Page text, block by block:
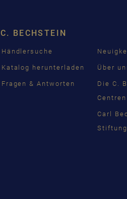
C. BECHSTEIN
Händlersuche
Katalog herunterladen
Fragen & Antworten
Über
Die C.
Centren
Carl
Stiftung